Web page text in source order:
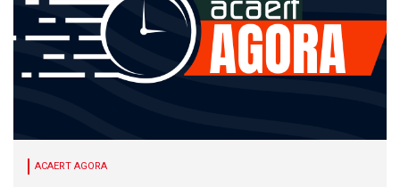
ACAERT AGORA